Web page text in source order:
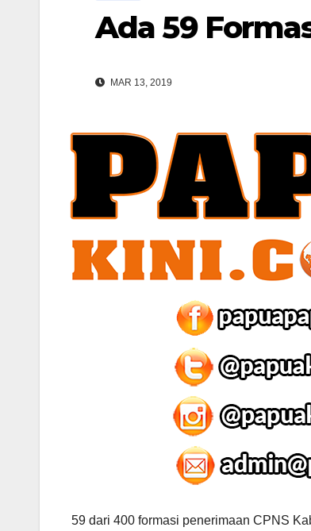
Ada 59
MAR 13, 2019
59 dari 400 formasi penerimaan CPNS